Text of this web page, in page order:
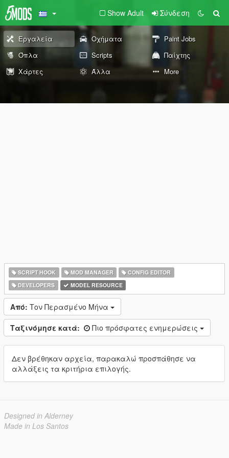
Show Adult Σύνδεση
Εργαλεία Οχήματα
Paint Jobs
Όπλα
Scripts
Παίχτης
Χάρτες
Άλλα More
SCRIPT HOOK MOD MANAGER
CONFIG EDITOR
DEVELOPERS
MODEL RESOURCE
Από: Τον Περασμένο Μήνα
Ταξινόμησε κατά: Πιο πρόσφατες ενημερώσεις
Δεν βρέθηκαν αρχεία, παρακαλώ προσπάθησε να
αλλάξεις τα κριτήρια επιλογής.
Designed in Alderney
Made in Los Santos